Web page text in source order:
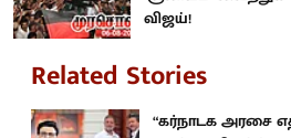
விஜய்!
Related Stories
“கர்நாடக அரசை